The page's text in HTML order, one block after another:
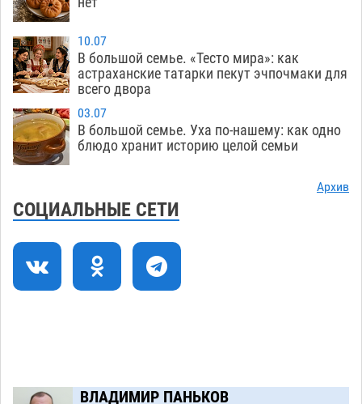
09:01
Большой и Мариинский театры высадятся в
21:11
Начало положено: астраханский «Волгарь»
одержал первую победу в сезоне
20:21
Завтра экстремальное пекло продолжит
давить на Астрахань
08.08
613
крупной партии прегабалина
10.07
В большой семье. «Тесто мира»: как
астраханские татарки пекут эчпочмаки для
всего двора
03.07
В большой семье. Уха по-нашему: как одно
блюдо хранит историю целой семьи
Архив
СОЦИАЛЬНЫЕ СЕТИ
ВЛАДИМИР ПАНЬКОВ